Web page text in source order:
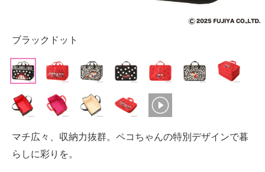
ブラックドット
マチ広々、収納力抜群。ペコちゃんの特別デザインで暮
らしに彩りを。